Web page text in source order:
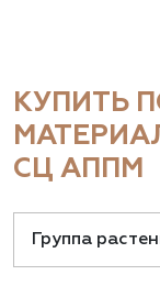
КУПИТЬ
СЦ АППМ